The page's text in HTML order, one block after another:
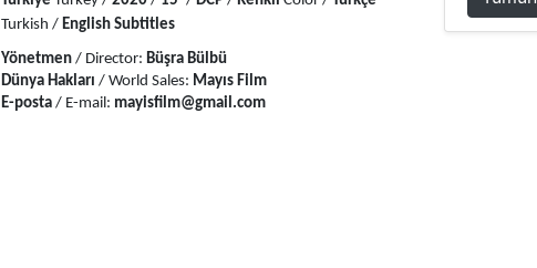
Turkish / English Subtitles
Yönetmen / Director: Büşra Bülbü
Dünya Hakları / World Sales: Mayıs Film
E-posta / E-mail: mayisfilm@gmail.com